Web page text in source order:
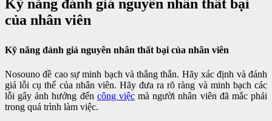
Kỹ năng đánh giá nguyên nhân thất bại
của nhân viên
Kỹ năng đánh giá nguyên nhân thất bại của nhân viên
Nosouno đề cao sự minh bạch và thẳng thắn. Hãy xác định và đánh
giá lỗi cụ thể của nhân viên. Hãy đưa ra rõ ràng và minh bạch các
lỗi gây ảnh hưởng đến công việcmà người nhân viên đã mắc phải
trong quá trình làm việc.